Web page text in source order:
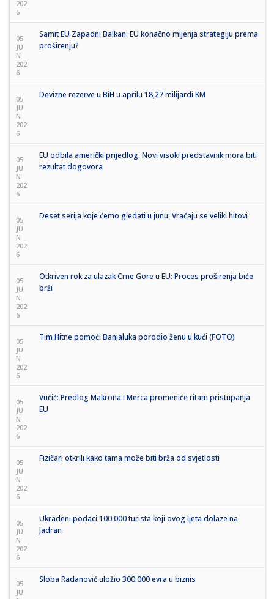
202
6
05
JU
N
202
6
Samit EU Zapadni Balkan: EU konačno mijenja strategiju prema
proširenju?
05
JU
N
202
6
Devizne rezerve u BiH u aprilu 18,27 milijardi KM
05
JU
N
202
6
EU odbila američki prijedlog: Novi visoki predstavnik mora biti
rezultat dogovora
05
JU
N
202
6
Deset serija koje ćemo gledati u junu: Vraćaju se veliki hitovi
05
JU
N
202
6
Otkriven rok za ulazak Crne Gore u EU: Proces proširenja biće
brži
05
JU
N
202
6
Tim Hitne pomoći Banjaluka porodio ženu u kući (FOTO)
05
JU
N
202
6
Vučić: Predlog Makrona i Merca promeniće ritam pristupanja
EU
05
JU
N
202
6
Fizičari otkrili kako tama može biti brža od svjetlosti
05
JU
N
202
6
Ukradeni podaci 100.000 turista koji ovog ljeta dolaze na
Jadran
05
JU
Sloba Radanović uložio 300.000 evra u biznis